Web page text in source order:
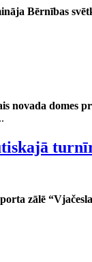
Bērnības
domes
zālē